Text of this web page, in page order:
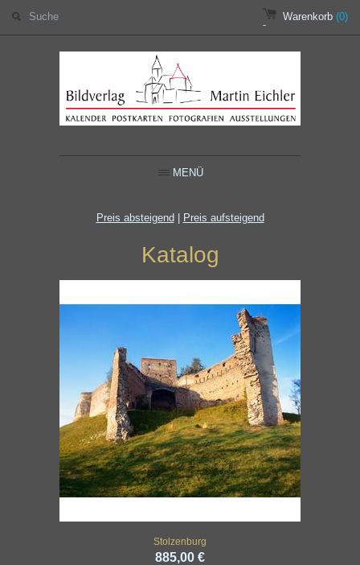
Warenkorb (0)
MENÜ
Preis absteigend Preis aufsteigend
Katalog
Stolzenburg
885,00 €